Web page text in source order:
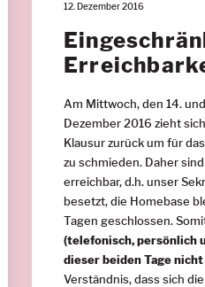
12. Dezember 2016
Am Mittwoch, den 14.
Dezember 2016 zieht
Klausur zurück um für
zu schmieden. Daher
erreichbar, d.h. unser
besetzt, die Homebase
Tagen geschlossen.
(telefonisch, persönlich
dieser beiden Tage
Verständnis, dass sich